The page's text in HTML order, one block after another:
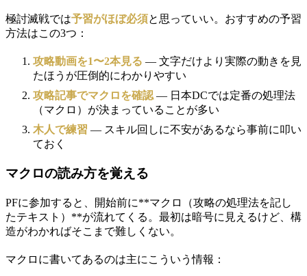
極討滅戦では予習がほぼ必須と思っていい。おすすめの予習
方法はこの3つ：
攻略動画を1〜2本見る — 文字だけより実際の動きを見
たほうが圧倒的にわかりやすい
攻略記事でマクロを確認 — 日本DCでは定番の処理法
（マクロ）が決まっていることが多い
木人で練習 — スキル回しに不安があるなら事前に叩い
ておく
マクロの読み方を覚える
PFに参加すると、開始前に**マクロ（攻略の処理法を記し
たテキスト）**が流れてくる。最初は暗号に見えるけど、構
造がわかればそこまで難しくない。
マクロに書いてあるのは主にこういう情報：